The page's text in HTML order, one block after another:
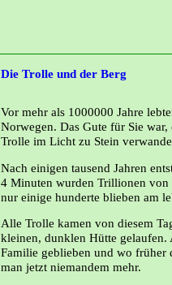
Die Trolle und der Berg
Vor mehr als 1000000 Jahre
Norwegen. Das Gute für Sie
Trolle im Licht zu Stein
Nach einigen tausend Jahren
4 Minuten wurden Trillionen
nur einige hunderte blieben am
Alle Trolle kamen von diesem
kleinen, dunklen Hütte
Familie geblieben und wo früher
man jetzt niemandem mehr.